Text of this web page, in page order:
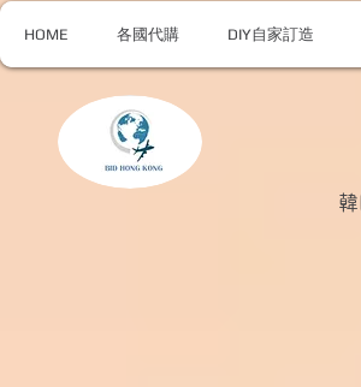
HOME 各國代購 DIY自家訂造